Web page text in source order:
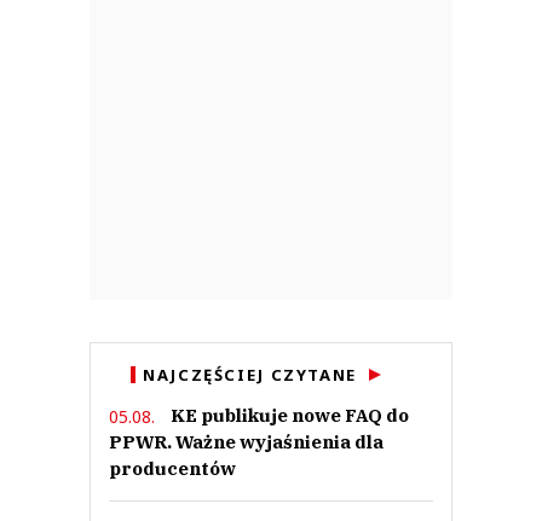
NAJCZĘŚCIEJ CZYTANE
05.08.
KE publikuje nowe FAQ do
PPWR. Ważne wyjaśnienia dla
producentów